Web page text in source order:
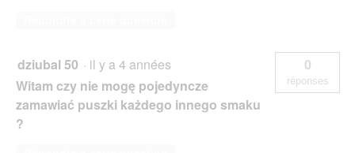
dziubal 50 · il y a 4 années
Witam czy nie mogę pojedyncze
zamawiać puszki każdego innego smaku
?
0
réponses